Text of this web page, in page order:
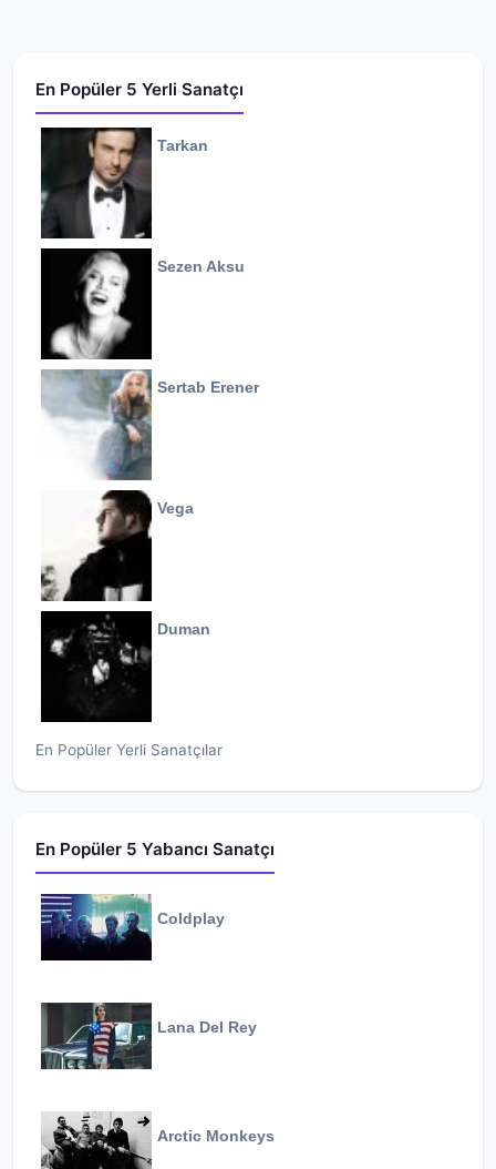
En Popüler 5 Yerli Sanatçı
Tarkan
Sezen Aksu
Sertab Erener
Vega
Duman
En Popüler Yerli Sanatçılar
En Popüler 5 Yabancı Sanatçı
Coldplay
Lana Del Rey
Arctic Monkeys